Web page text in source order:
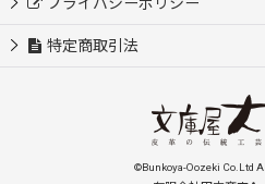
特定商取引法
©Bunkoya-Oozeki Co.Ltd